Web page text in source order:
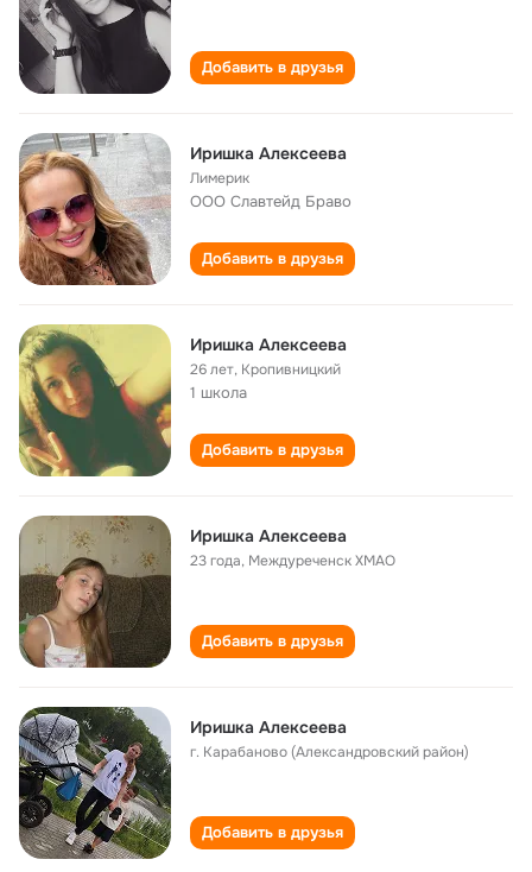
Добавить в друзья
Иришка Алексеева
Лимерик
ООО Славтейд Браво
Добавить в друзья
Иришка Алексеева
26 лет, Кропивницкий
1 школа
Добавить в друзья
Иришка Алексеева
23 года, Междуреченск ХМАО
Добавить в друзья
Иришка Алексеева
г. Карабаново (Александровский район)
Добавить в друзья